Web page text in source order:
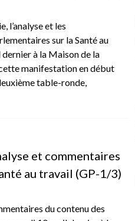
l’analyse et les
sur la Santé au
à la Maison de la
manifestation en début
table-ronde,
et commentaires
au travail (GP-1/3)
du contenu des